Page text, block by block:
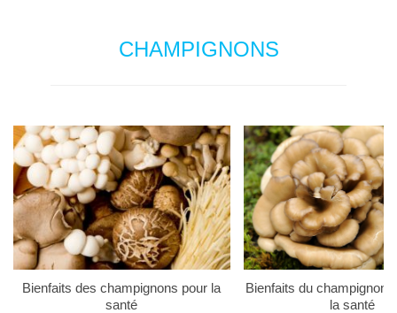
CHAMPIGNONS
Bienfaits des champignons pour la
santé
Bienfaits du champignon
la santé